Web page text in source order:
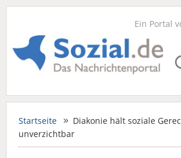
Ein Portal
Startseite
Diakonie hält soziale
unverzichtbar